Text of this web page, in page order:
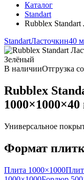
Каталог
Standart
Rubblex
StandartЛасточкин40
В наличииОтгрузка
Rubblex
Универсальное
Формат
Плита 1000×1000